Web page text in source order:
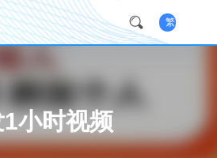
繁
小时视频